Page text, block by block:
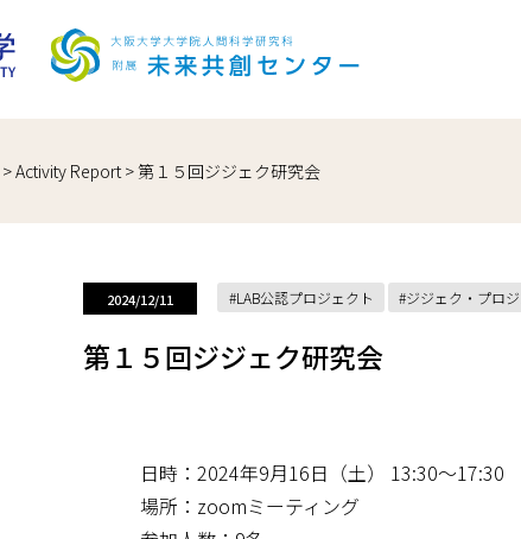
>Activity Report>第１５回ジジェク研究会
2024/12/11 LAB公認プロジェクト ジジェク・プロ
第１５回ジジェク研究会
日時：2024年9月16日（土） 13:30〜17:30
場所：zoomミーティング